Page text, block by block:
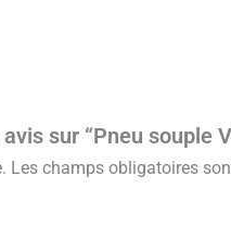
sur “Pneu souple
Les champs obligatoires